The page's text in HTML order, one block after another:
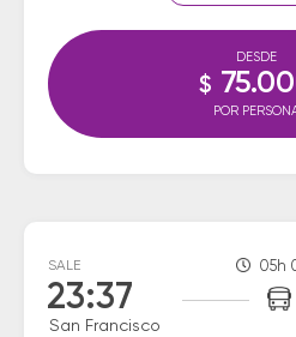
DESDE
$
POR
SALE
23:37
San Francisco
05h